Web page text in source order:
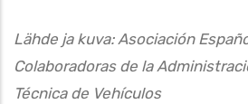
Lähde ja kuva: Asociación
Colaboradoras de la
Técnica de Vehículos